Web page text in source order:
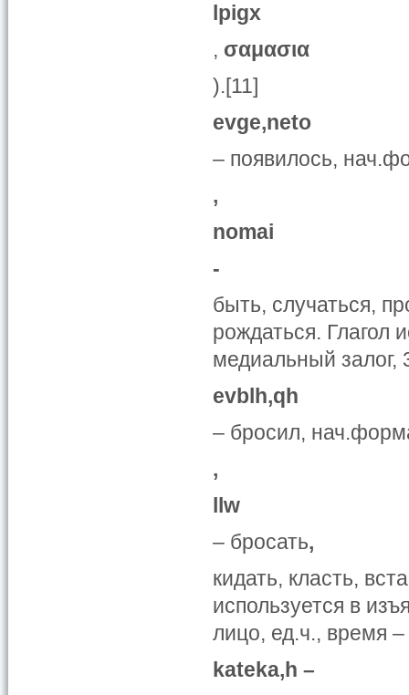
lpigx
, σαμασια
).[11]
evge,neto
– появилось,
,
nomai
-
быть, случаться,
рождаться. Глагол
медиальный залог,
evblh,qh
– бросил,
,
llw
– бросать,
кидать, класть,
используется в
лицо, ед.ч., время –
kateka,h –